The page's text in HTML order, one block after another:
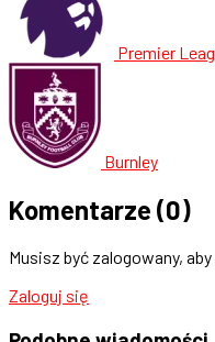
Premier
Burnley
Komentarze (0)
Musisz być zalogowany,
Zaloguj się